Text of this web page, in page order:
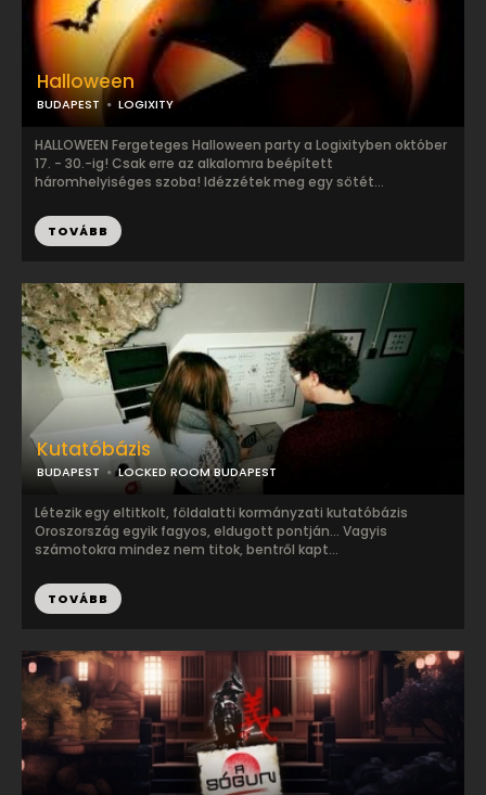
Halloween
BUDAPEST LOGIXITY
HALLOWEEN Fergeteges Halloween party a Logixityben október
17. - 30.-ig! Csak erre az alkalomra beépített
háromhelyiséges szoba! Idézzétek meg egy sötét...
TOVÁBB
Kutatóbázis
BUDAPEST LOCKED ROOM BUDAPEST
Létezik egy eltitkolt, földalatti kormányzati kutatóbázis
Oroszország egyik fagyos, eldugott pontján... Vagyis
számotokra mindez nem titok, bentről kapt...
TOVÁBB